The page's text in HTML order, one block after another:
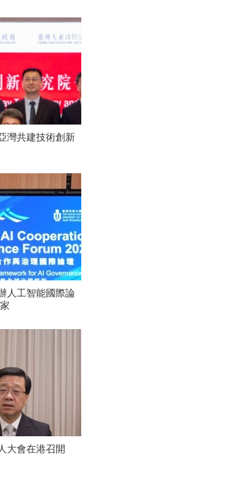
灣共建技術創新
人工智能國際論
大會在港召開